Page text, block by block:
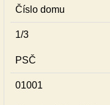
Číslo domu
1/3
PSČ
01001